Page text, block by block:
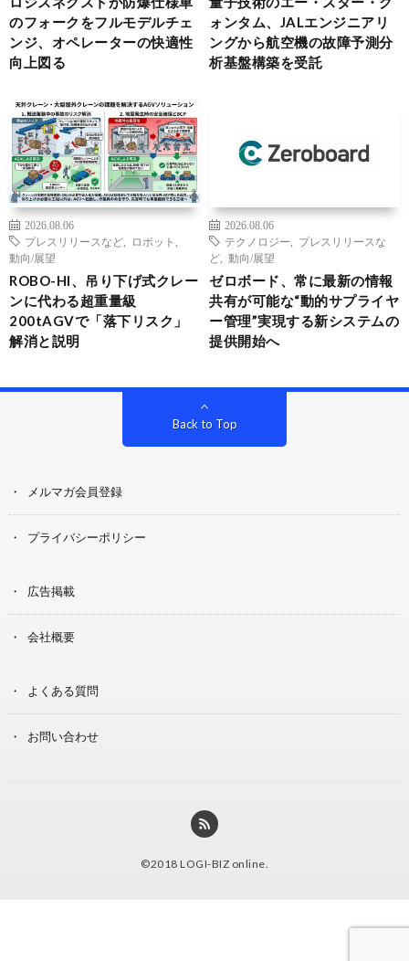
のフォークをフルモデルチェ
ンジ、オペレーターの快適性
向上図る
ォンタム、JALエンジニアリ
ングから航空機の故障予測分
析基盤構築を受託
2026.08.06
プレスリリースなど
ロボット
動向/展望
ROBO-HI、吊り下げ式クレー
ンに代わる超重量級
200tAGVで「落下リスク」
解消と説明
2026.08.06
テクノロジー
プレスリリースな
ど
動向/展望
ゼロボード、常に最新の情報
共有が可能な“動的サプライヤ
ー管理”実現する新システムの
提供開始へ
Back to Top
メルマガ会員登録
プライバシーポリシー
広告掲載
会社概要
よくある質問
お問い合わせ
©2018 LOGI-BIZ online